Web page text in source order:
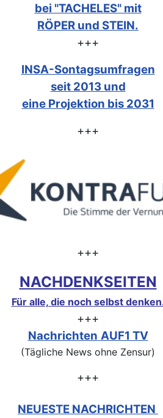
bei "TACHELES" mit
RÖPER und STEIN.
+++
INSA-Sontagsumfragen
seit 2013 und
eine Projektion bis 2031
+++
+++
NACHDENKSEITEN
Für alle, die noch selbst
+++
Nachrichten AUF1 TV
(Tägliche News ohne Zensur)
+++
NEUESTE NACHRICHTEN